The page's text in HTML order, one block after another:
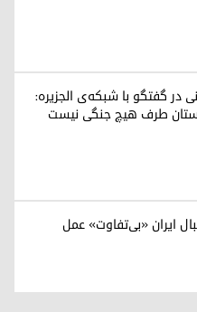
در گفتگو با شبکه‌ی الجزیره:
طرف هیچ جنگی نیست
ایران «بی‌تفاوت» عمل